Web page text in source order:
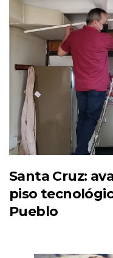
Santa Cruz:
piso
Pueblo